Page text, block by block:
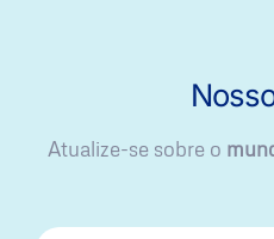
Atualize-se sobre o